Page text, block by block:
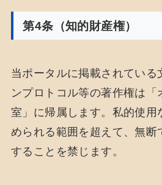
第4条（知的財産権）
当ポータルに掲載されている
ンプロトコル等の著作権は「
室」に帰属します。私的使用
められる範囲を超えて、無断
することを禁じます。